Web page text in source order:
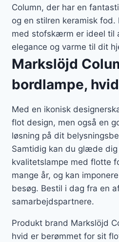
Column, der har en
og en stilren keramisk fod.
med stofskærm er ideel til
elegance og varme til dit
Markslöjd
bordlampe, hvid
Med en ikonisk
flot design, men også en
løsning på dit
Samtidig kan du glæde
kvalitetslampe med flotte
mange år, og kan
besøg. Bestil i dag fra en
samarbejdspartnere.
Produkt brand Markslöjd
hvid er berømmet for sit